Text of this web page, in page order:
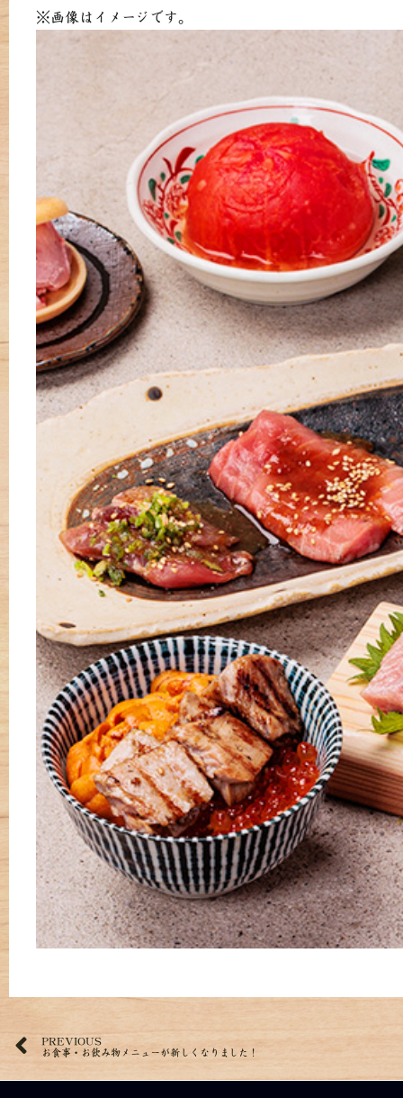
※画像はイメージです。
PREVIOUS
お食事・お飲み物メニューが新しくなりました！